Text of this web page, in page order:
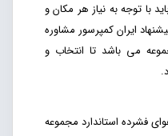
با توجه به نیاز هر مکان و
ایران کمپرسور مشاوره
می باشد تا انتخاب و
فشرده استاندارد مجموعه